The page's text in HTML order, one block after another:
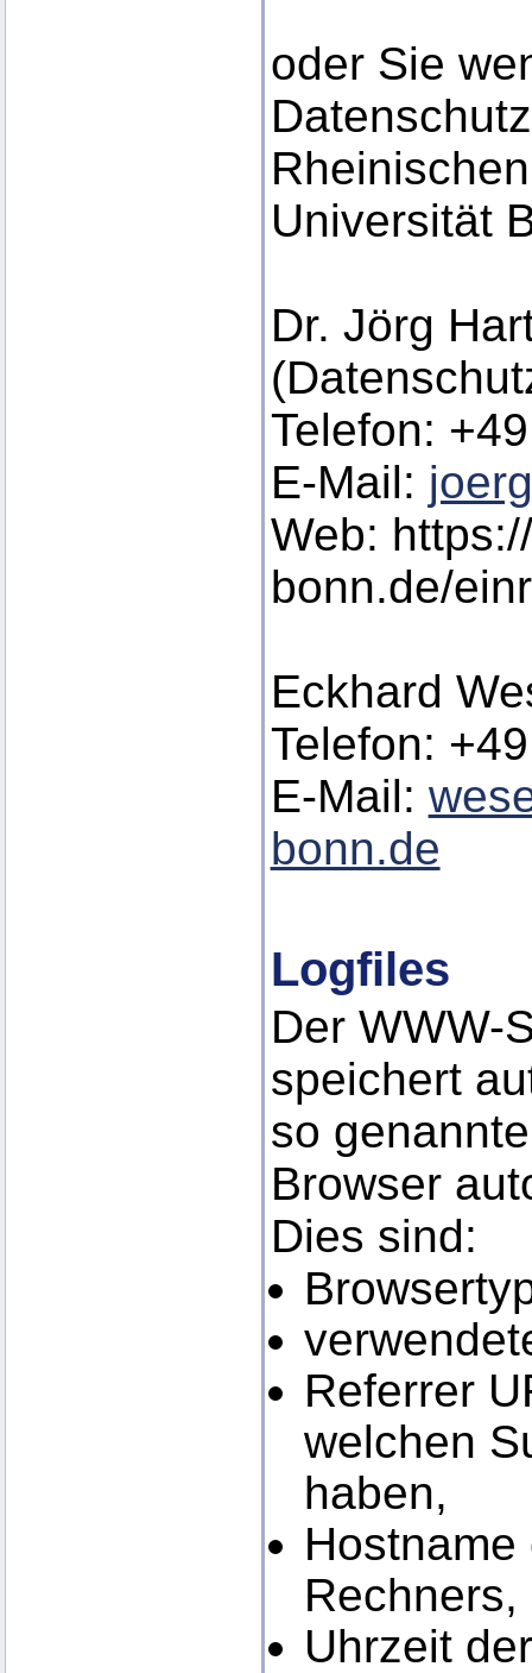
oder Sie
Universität
Dr. Jörg
Telefon:
E-Mail:
Web:
bonn.de/
Eckhard
Telefon:
E-Mail:
bonn.de
Logfiles
Der WWW-
speichert
so
Browser
Dies sind:
Referrer
welchen
haben,
Rechners,
Uhrzeit